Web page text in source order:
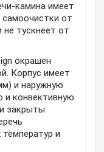
камина имеет
от
не тускнеет от
окрашен
Корпус имеет
и наружную
конвективную
закрыты
и